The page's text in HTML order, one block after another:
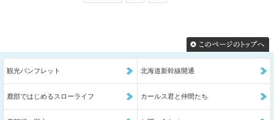
観光パンフレット 北海道新幹線開通
鹿部ではじめるスローライフ カールス君と仲間たち